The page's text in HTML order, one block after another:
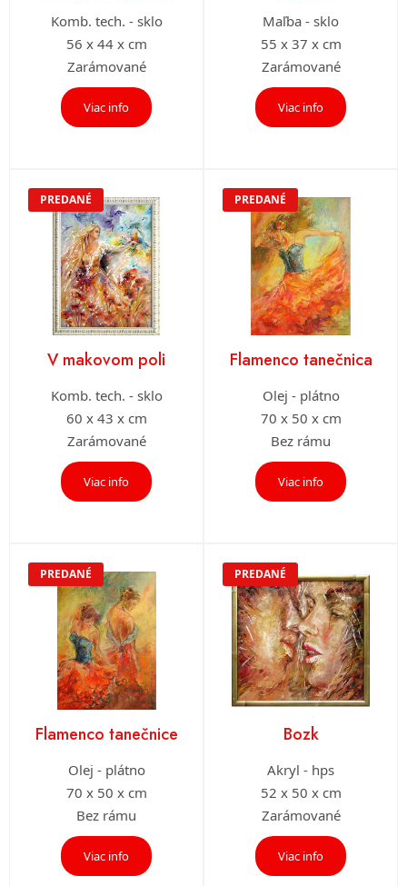
Komb. tech. - sklo
56 x 44 x cm
Zarámované
Viac info
Maľba - sklo
55 x 37 x cm
Zarámované
Viac info
PREDANÉ
V makovom poli
Komb. tech. - sklo
60 x 43 x cm
Zarámované
Viac info
PREDANÉ
Flamenco tanečnica
Olej - plátno
70 x 50 x cm
Bez rámu
Viac info
PREDANÉ
Flamenco tanečnice
Olej - plátno
70 x 50 x cm
Bez rámu
Viac info
PREDANÉ
Bozk
Akryl - hps
52 x 50 x cm
Zarámované
Viac info